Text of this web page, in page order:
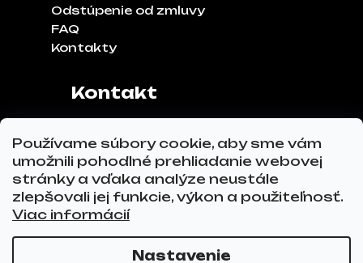
Používame súbory cookie, aby sme vám
umožnili pohodlné prehliadanie webovej
stránky a vďaka analýze neustále
zlepšovali jej funkcie, výkon a použiteľnosť.
Viac informácií
Nastavenie
Odstúpenie od zmluvy
FAQ
Kontakty
Kontakt
Hviezdoslavov
Tel.č.:0911 271 302
Email:info@glovez.sk